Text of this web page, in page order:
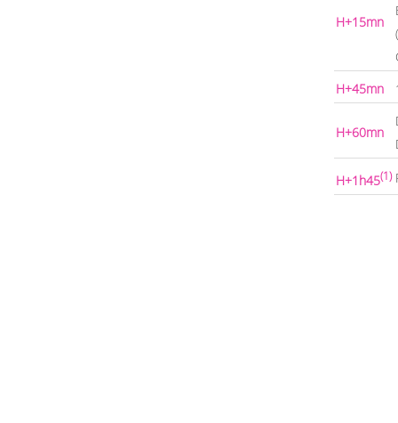
H+15mn
H+45mn
H+60mn
H+1h45(1)